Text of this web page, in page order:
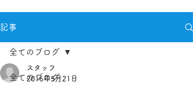
記事
全てのブログ
全てのブログ
スタッフ
2016年5月21日